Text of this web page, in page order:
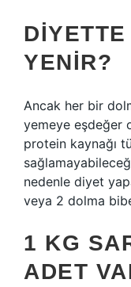
YENIR?
Ancak her bir
yemeye eşdeğer
protein kaynağı
nedenle diyet
veya 2 dolma
1 KG
ADET